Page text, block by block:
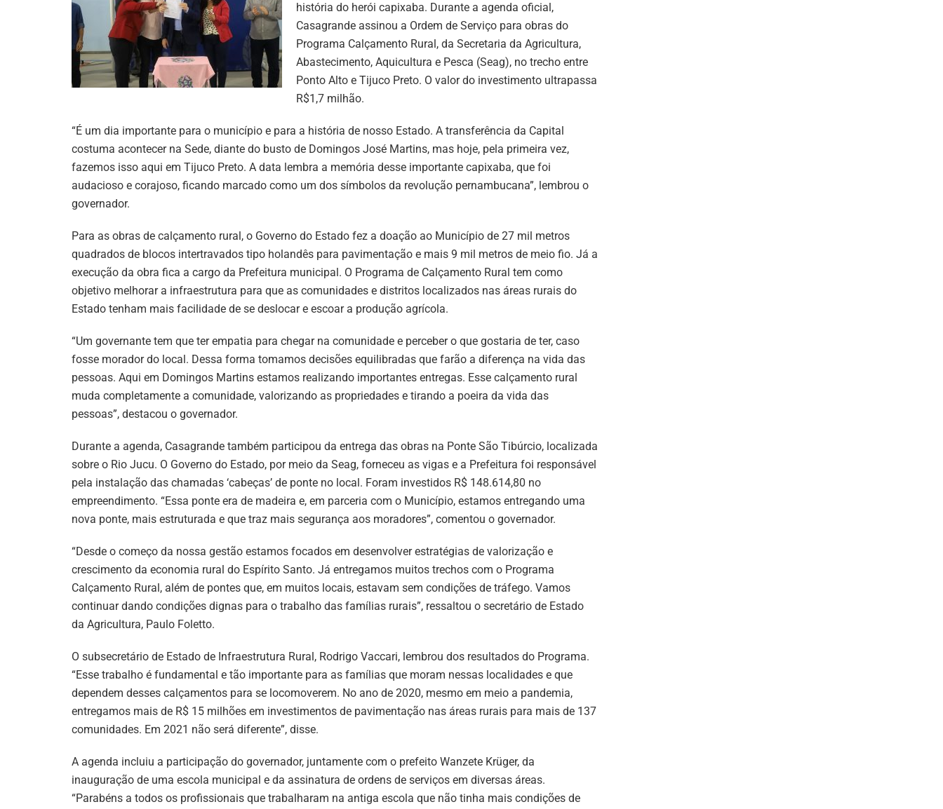
história do herói capixaba. Durante a agenda oficial,
Casagrande assinou a Ordem de Serviço para obras do
Programa Calçamento Rural, da Secretaria da Agricultura,
Abastecimento, Aquicultura e Pesca (Seag), no trecho entre
Ponto Alto e Tijuco Preto. O valor do investimento ultrapassa
R$1,7 milhão.
“É um dia importante para o município e para a história de nosso Estado. A transferência da Capital
costuma acontecer na Sede, diante do busto de Domingos José Martins, mas hoje, pela primeira vez,
fazemos isso aqui em Tijuco Preto. A data lembra a memória desse importante capixaba, que foi
audacioso e corajoso, ficando marcado como um dos símbolos da revolução pernambucana”, lembrou o
governador.
Para as obras de calçamento rural, o Governo do Estado fez a doação ao Município de 27 mil metros
quadrados de blocos intertravados tipo holandês para pavimentação e mais 9 mil metros de meio fio. Já a
execução da obra fica a cargo da Prefeitura municipal. O Programa de Calçamento Rural tem como
objetivo melhorar a infraestrutura para que as comunidades e distritos localizados nas áreas rurais do
Estado tenham mais facilidade de se deslocar e escoar a produção agrícola.
“Um governante tem que ter empatia para chegar na comunidade e perceber o que gostaria de ter, caso
fosse morador do local. Dessa forma tomamos decisões equilibradas que farão a diferença na vida das
pessoas. Aqui em Domingos Martins estamos realizando importantes entregas. Esse calçamento rural
muda completamente a comunidade, valorizando as propriedades e tirando a poeira da vida das
pessoas”, destacou o governador.
Durante a agenda, Casagrande também participou da entrega das obras na Ponte São Tibúrcio, localizada
sobre o Rio Jucu. O Governo do Estado, por meio da Seag, forneceu as vigas e a Prefeitura foi responsável
pela instalação das chamadas ‘cabeças’ de ponte no local. Foram investidos R$ 148.614,80 no
empreendimento. “Essa ponte era de madeira e, em parceria com o Município, estamos entregando uma
nova ponte, mais estruturada e que traz mais segurança aos moradores”, comentou o governador.
“Desde o começo da nossa gestão estamos focados em desenvolver estratégias de valorização e
crescimento da economia rural do Espírito Santo. Já entregamos muitos trechos com o Programa
Calçamento Rural, além de pontes que, em muitos locais, estavam sem condições de tráfego. Vamos
continuar dando condições dignas para o trabalho das famílias rurais”, ressaltou o secretário de Estado
da Agricultura, Paulo Foletto.
O subsecretário de Estado de Infraestrutura Rural, Rodrigo Vaccari, lembrou dos resultados do Programa.
“Esse trabalho é fundamental e tão importante para as famílias que moram nessas localidades e que
dependem desses calçamentos para se locomoverem. No ano de 2020, mesmo em meio a pandemia,
entregamos mais de R$ 15 milhões em investimentos de pavimentação nas áreas rurais para mais de 137
comunidades. Em 2021 não será diferente”, disse.
A agenda incluiu a participação do governador, juntamente com o prefeito Wanzete Krüger, da
inauguração de uma escola municipal e da assinatura de ordens de serviços em diversas áreas.
“Parabéns a todos os profissionais que trabalharam na antiga escola que não tinha mais condições de